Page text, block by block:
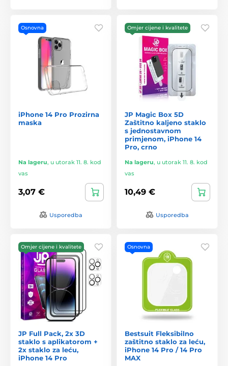
Osnovna
iPhone 14 Pro Prozirna
maska
Na lageru, u utorak 11. 8. kod
vas
3,07 €
Usporedba
Omjer cijene i kvalitete
JP Magic Box 5D
Zaštitno kaljeno staklo
s jednostavnom
primjenom, iPhone 14
Pro, crno
Na lageru, u utorak 11. 8. kod
vas
10,49 €
Usporedba
Omjer cijene i kvalitete
JP Full Pack, 2x 3D
staklo s aplikatorom +
2x staklo za leću,
iPhone 14 Pro
Osnovna
Bestsuit Fleksibilno
zaštitno staklo za leću,
iPhone 14 Pro / 14 Pro
MAX